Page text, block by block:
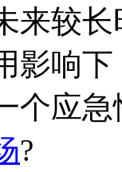
来较
影响
个应
?